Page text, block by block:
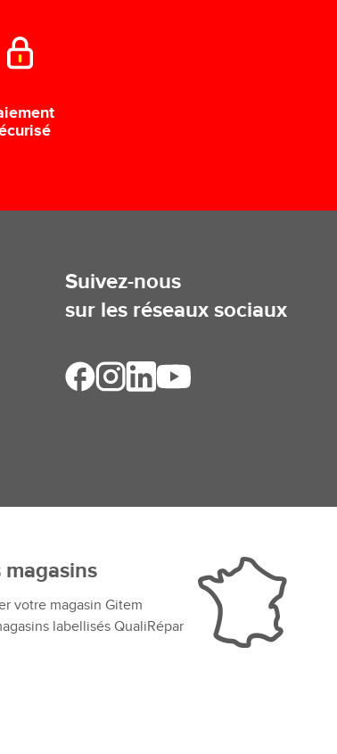
Suivez-nous
sur les réseaux sociaux
magasins
votre magasin Gitem
labellisés QualiRépar